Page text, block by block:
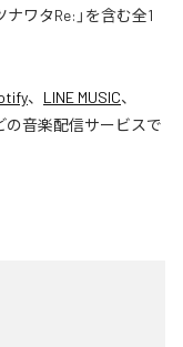
ワタRe:」を含む全1
、 LINE MUSIC、
の音楽配信サービスで